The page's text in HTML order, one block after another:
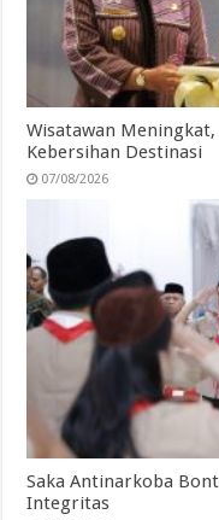
Wisatawan Meningkat,
Kebersihan Destinasi
07/08/2026
Saka Antinarkoba
Integritas